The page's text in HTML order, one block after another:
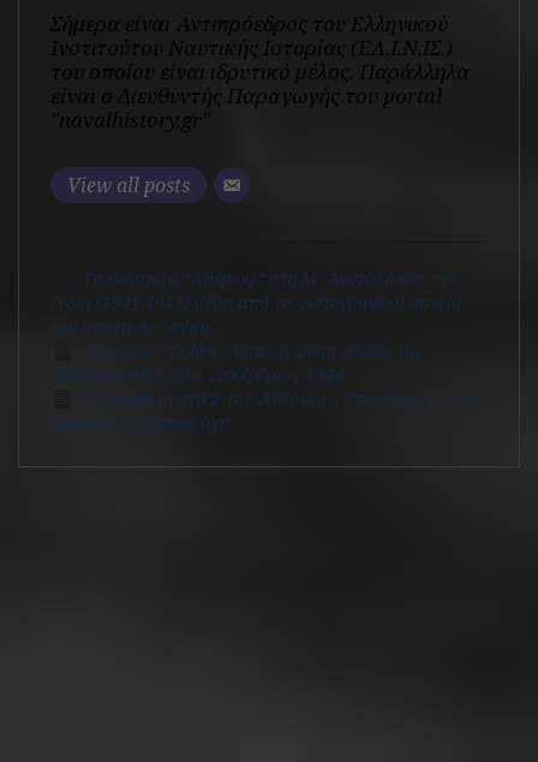
Σήμερα είναι Αντιπρόεδρος του Ελληνικού
Ινστιτούτου Ναυτικής Ιστορίας (ΕΛ.Ι.Ν.ΙΣ.)
του οποίου είναι ιδρυτικό μέλος. Παράλληλα
είναι ο Διευθυντής Παραγωγής του portal
"navalhistory.gr"
View all posts
Το θωρηκτό “Αβέρωφ” στη Μ. Ανατολή και την
Ινδία (1941-1943) μέσα από το φωτογραφικό αρχείο
του ναύτη Α. Δούκη.
Τυφώνας “Cobra”: Όταν η φύση νίκησε τον
Αμερικανικό Στόλο. Δεκέμβριος 1944.
Τα μικρά μυστικά του Αβέρωφ – Επεισόδιο 1: Είναι
θωρηκτό, ή μήπως όχι;